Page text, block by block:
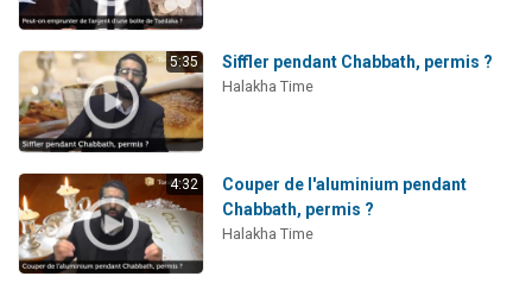
5:35 Siffler pendant Chabbath, permis ?
Halakha Time
4:32
Couper de l'aluminium pendant
Chabbath, permis ?
Halakha Time